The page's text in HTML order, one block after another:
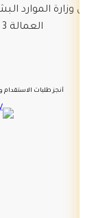
من وزارة الموارد
العمالة 3 أشهر · إمكانية توصيل العمالة
أنجز طلبات